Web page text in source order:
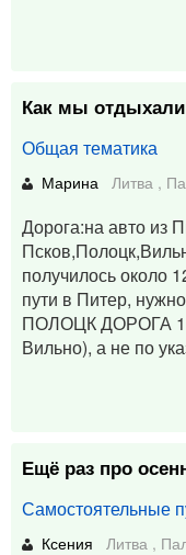
Как мы
Общая тематика
Марина Литва ,
Дорога:на авто из
получилось около
пути в Питер,
ПОЛОЦК ДОРОГА
Вильно), а не по
Ещё раз про
Самостоятельные
Ксения Литва ,